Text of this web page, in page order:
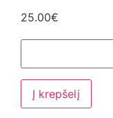
25.00€
Į krepšelį